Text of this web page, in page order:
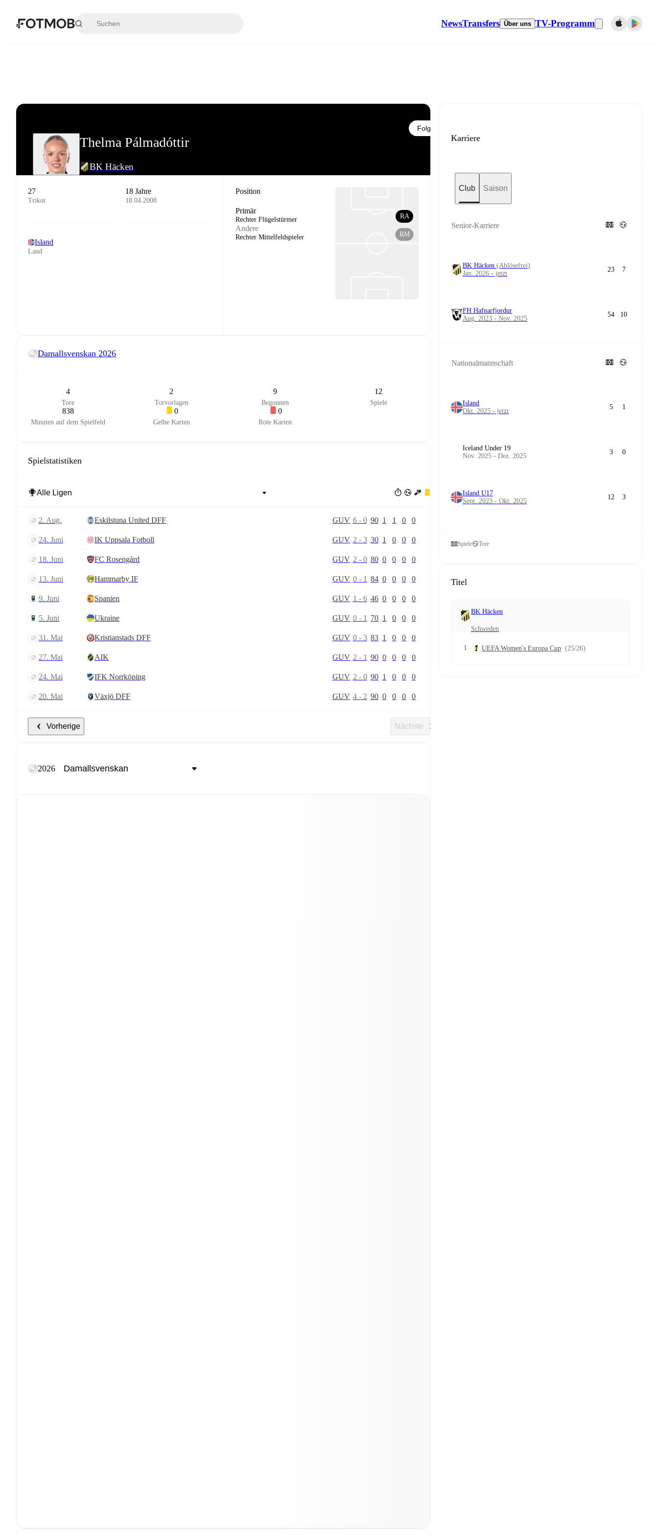
NewsTransfers Über uns TV-Programm
Thelma Pálmadóttir
BK Häcken
Folgen
27
Trikot
18 Jahre
18.04.2008
Island
Land
Position
Primär
Rechter Flügelstürmer
Andere
Rechter Mittelfeldspieler RM
RA
Damallsvenskan 2026
4
Tore
2
Torvorlagen
9
Begonnen
12
Spiele
838
Minuten auf dem Spielfeld
0
Gelbe Karten
0
Rote Karten
Spielstatistiken
2. Aug. Eskilstuna United DFF GUV 6- 0 90 1 1 0 0
24. Juni IK Uppsala Fotboll GUV 2 - 3 30 1 0 0 0
18. Juni FC Rosengård GUV 2 - 0 80 0 0 0 0
13. Juni Hammarby IF GUV 0- 1 84 0 0 0 0
9. Juni Spanien GUV 1 - 6 46 0 0 0 0
5. Juni Ukraine GUV 0- 1 70 1 0 0 0
31. Mai Kristianstads DFF GUV 0- 3 83 1 0 0 0
27. Mai AIK GUV 2 - 1 90 0 0 0 0
24. Mai IFK Norrköping GUV 2 - 0 90 1 0 0 0
20. Mai Växjö DFF GUV 4- 2 90 0 0 0 0
Vorherige Nächste
2026
Karriere
Club Saison
Senior-Karriere
BK Häcken (Ablösefrei)
Jan. 2026 - jetzt
23 7
FH Hafnarfjordur
Aug. 2023 - Nov. 2025
54 10
Nationalmannschaft
Island
Okt. 2025 - jetzt
5 1
Iceland Under 19
Nov. 2025 - Dez. 2025
3 0
Island U17
Sept. 2023 - Okt. 2025
12 3
Spiele Tore
Titel
BK Häcken
Schweden
1 UEFA Women's Europa Cup (25/26)